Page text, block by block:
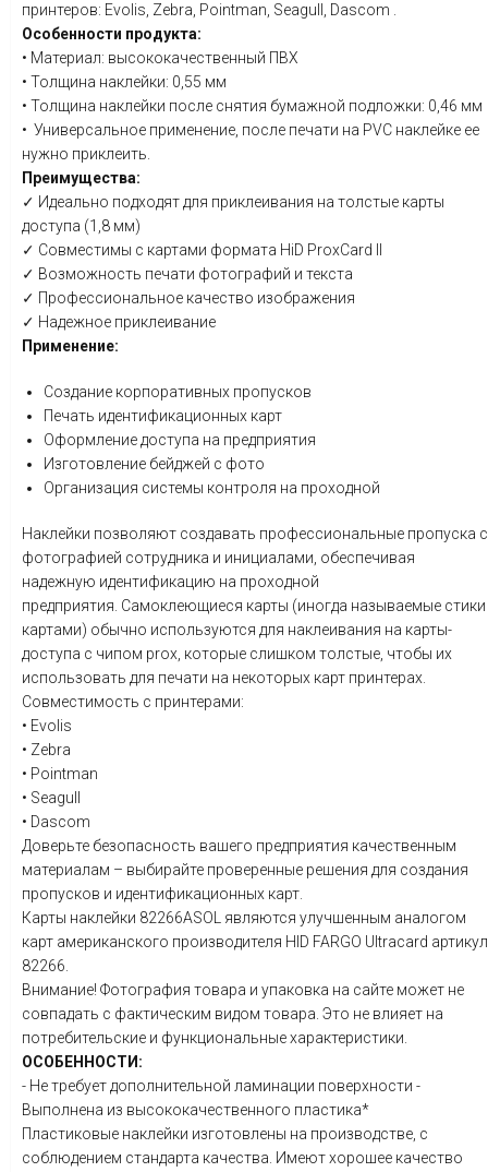
принтеров: Evolis, Zebra, Pointman, Seagull, Dascom .
Особенности продукта:
• Материал: высококачественный ПВХ
• Толщина наклейки: 0,55 мм
• Толщина наклейки после снятия бумажной подложки: 0,46 мм
• Универсальное применение, после печати на PVC наклейке ее
нужно приклеить.
Преимущества:
✓ Идеально подходят для приклеивания на толстые карты
доступа (1,8 мм)
✓ Совместимы с картами формата HiD ProxCard II
✓ Возможность печати фотографий и текста
✓ Профессиональное качество изображения
✓ Надежное приклеивание
Применение:
Создание корпоративных пропусков
Печать идентификационных карт
Оформление доступа на предприятия
Изготовление бейджей с фото
Организация системы контроля на проходной
Наклейки позволяют создавать профессиональные пропуска с
фотографией сотрудника и инициалами, обеспечивая
надежную идентификацию на проходной
предприятия. Самоклеющиеся карты (иногда называемые стики
картами) обычно используются для наклеивания на карты-
доступа с чипом prox, которые слишком толстые, чтобы их
использовать для печати на некоторых карт принтерах.
Совместимость с принтерами:
• Evolis
• Zebra
• Pointman
• Seagull
• Dascom
Доверьте безопасность вашего предприятия качественным
материалам – выбирайте проверенные решения для создания
пропусков и идентификационных карт.
Карты наклейки 82266ASOL
являются улучшенным аналогом
карт американского производителя HID FARGO Ultracard артикул
82266.
Внимание! Фотография товара и упаковка на сайте может не
совпадать с фактическим видом товара. Это не влияет на
потребительские и функциональные характеристики.
ОСОБЕННОСТИ:
- Не требует дополнительной ламинации поверхности -
Выполнена из высококачественного пластика*
Пластиковые наклейки изготовлены на производстве, с
соблюдением стандарта качества. Имеют хорошее качество